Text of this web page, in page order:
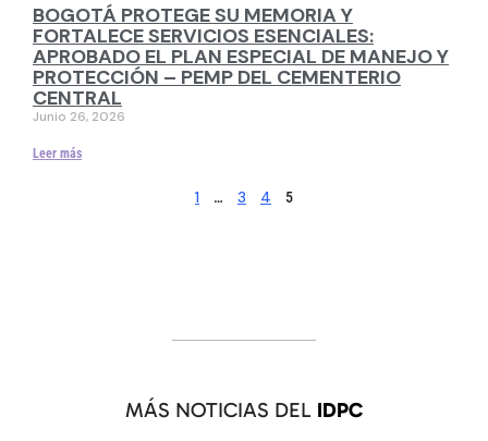
BOGOTÁ PROTEGE SU MEMORIA Y
FORTALECE SERVICIOS ESENCIALES:
APROBADO EL PLAN ESPECIAL DE MANEJO Y
PROTECCIÓN – PEMP DEL CEMENTERIO
CENTRAL
Junio 26, 2026
Leer más
1 … 3 4 5
MÁS NOTICIAS DEL IDPC